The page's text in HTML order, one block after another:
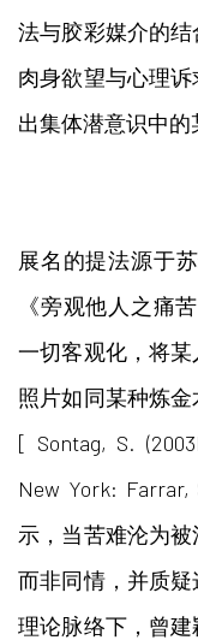
法与胶彩媒介的
肉身欲望与心理
出集体潜意识中的
展名的提法源于
《旁观他人之痛
一切客观化，将
照片如同某种炼
[ Sontag, S.
New York:
示，当苦难沦为
而非同情，并质
理论脉络下，曾